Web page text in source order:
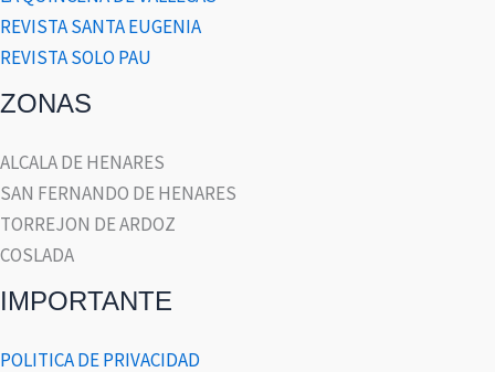
REVISTA SANTA EUGENIA
REVISTA SOLO PAU
ZONAS
ALCALA DE HENARES
SAN FERNANDO DE HENARES
TORREJON DE ARDOZ
COSLADA
IMPORTANTE
POLITICA DE PRIVACIDAD